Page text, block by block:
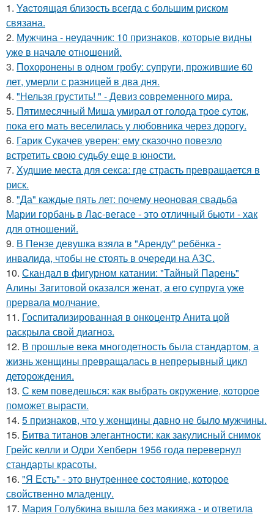
1. Yacтоящая близость всегда с большим риском
связана.
2. Мужчина - неудачник: 10 признаков, которые видны
уже в начале отношений.
3. Похоронены в одном гробу: супруги, прожившие 60
лет, умерли с разницей в два дня.
4. "Нельзя грустить! " - Девиз coвременного мира.
5. Пятимесячный Миша умирал от голода трое суток,
пока его мать веселилась у любовника через дорогу.
6. Гарик Сукачев уверен: ему сказочно повезло
встретить свою судьбу еще в юности.
7. Худшие места для секса: где страсть превращается в
риск.
8. "Да" каждые пять лет: почему неоновая свадьба
Марии горбань в Лас-вегасе - это отличный бьюти - хак
для отношений.
9. В Пензе девушка взяла в "Аренду" ребёнка -
инвалида, чтобы не стоять в очереди на АЗС.
10. Скандал в фигурном катании: "Тайный Парень"
Алины Загитовой оказался женат, а его супруга уже
прервала молчание.
11. Госпитализированная в онкоцентр Анита цой
раскрыла свой диагноз.
12. В прошлые века многодетность была стандартом, а
жизнь женщины превращалась в непрерывный цикл
деторождения.
13. С кем поведешься: как выбрать окружение, которое
поможет вырасти.
14. 5 признаков, что у женщины давно не было мужчины.
15. Битва титанов элегантности: как закулисный снимок
Грейс келли и Одри Хепберн 1956 года перевернул
стандарты красоты.
16. "Я Есть" - этo внутpeннее состояние, которое
свойственно младенцу.
17. Мария Голубкина вышла без макияжа - и ответила